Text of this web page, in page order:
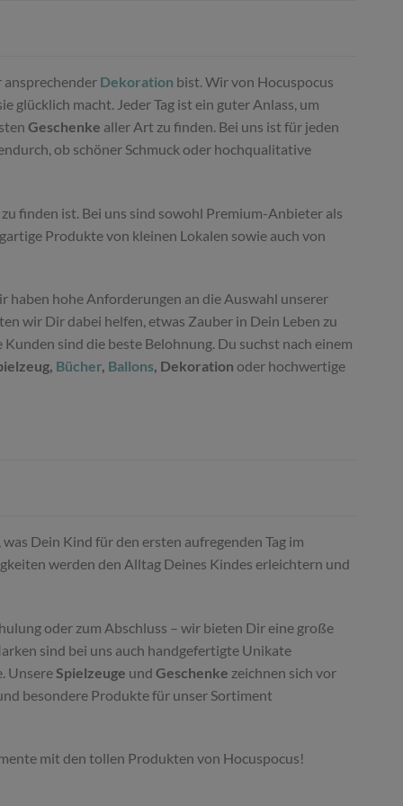
Dekoration bist. Wir von Hocuspocus
glücklich macht. Jeder Tag ist ein guter Anlass, um
Geschenke aller Art zu finden. Bei uns ist für jeden
ob schöner Schmuck oder hochqualitative
finden ist. Bei uns sind sowohl Premium-Anbieter als
Produkte von kleinen Lokalen sowie auch von
haben hohe Anforderungen an die Auswahl unserer
wir Dir dabei helfen, etwas Zauber in Dein Leben zu
sind die beste Belohnung. Du suchst nach einem
Bücher, Ballons, Dekoration oder hochwertige
Dein Kind für den ersten aufregenden Tag im
werden den Alltag Deines Kindes erleichtern und
oder zum Abschluss – wir bieten Dir eine große
sind bei uns auch handgefertigte Unikate
Unsere Spielzeuge und Geschenke zeichnen sich vor
besondere Produkte für unser Sortiment
mit den tollen Produkten von Hocuspocus!